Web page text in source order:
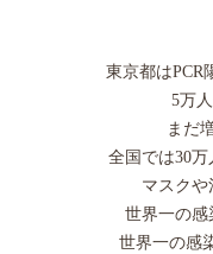
東京都はPCR
5万
まだ
全国では30万
マスク
世界一の感
世界一の感